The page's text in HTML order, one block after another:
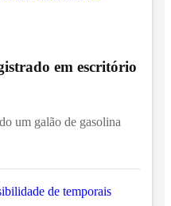
em escritório
um galão de gasolina